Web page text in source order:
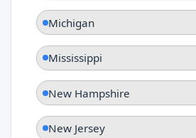
Michigan
Mississippi
New Hampshire
New Jersey